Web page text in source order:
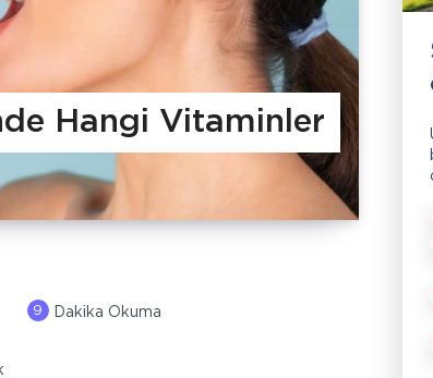
Hangi Vitaminler
9 Dakika Okuma